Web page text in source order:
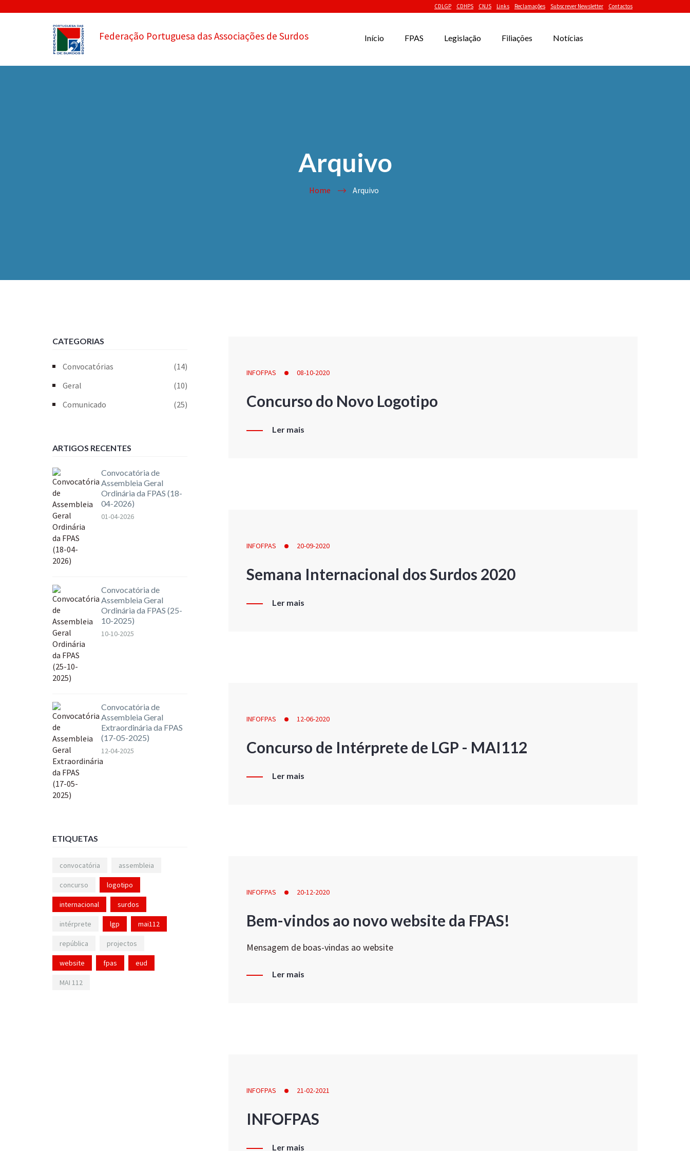
CDLGP CDHPS CNJS Links Reclamações Subscrever Newsletter Contactos
Federação Portuguesa das Associações de Surdos Início FPAS Legislação Filiações Notícias
Arquivo
Home Arquivo
INFOFPAS 08-10-2020
Concurso do Novo Logotipo
Ler mais
INFOFPAS 20-09-2020
Semana Internacional dos Surdos 2020
Ler mais
INFOFPAS 12-06-2020
Concurso de Intérprete de LGP - MAI112
Ler mais
INFOFPAS 20-12-2020
Bem-vindos ao novo website da FPAS!
Mensagem de boas-vindas ao website
Ler mais
INFOFPAS 21-02-2021
INFOFPAS
Ler mais
CATEGORIAS
Convocatórias
(14)
Geral
(10)
Comunicado
(25)
ARTIGOS RECENTES
Convocatória de
Assembleia Geral
Ordinária da FPAS (18-
04-2026)
01-04-2026
Convocatória de
Assembleia Geral
Ordinária da FPAS (25-
10-2025)
10-10-2025
Convocatória de
Assembleia Geral
Extraordinária da FPAS
(17-05-2025)
12-04-2025
ETIQUETAS
convocatória assembleia
concurso logotipo
internacional surdos
intérprete lgp mai112
república projectos
website fpas eud
MAI 112